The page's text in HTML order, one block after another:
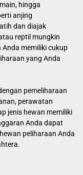
hingga
anjing
dan diajak
reptil mungkin
memiliki cukup
yang Anda
pemeliharaan
perawatan
jenis hewan memiliki
Anda dapat
peliharaan Anda